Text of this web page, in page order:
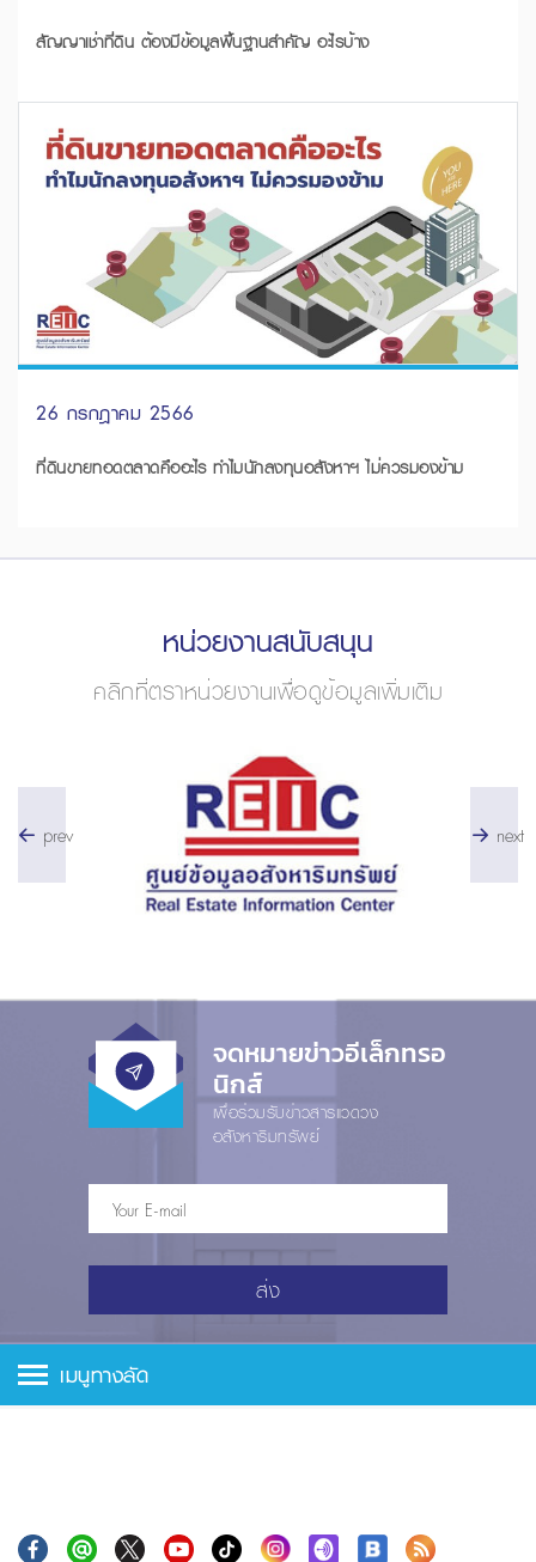
สัญญาเช่าที่ดิน ต้องมีข้อมูลพื้นฐานสำคัญ อะไรบ้าง
26 กรกฎาคม 2566
ที่ดินขายทอดตลาดคืออะไร ทำไมนักลงทุนอสังหาฯ ไม่ควรมองข้าม
หน่วยงานสนับสนุน
คลิกที่ตราหน่วยงานเพื่อดูข้อมูลเพิ่มเติม
prev next
จดหมายข่าวอีเล็กทรอ
นิกส์
เพื่อร่วมรับข่าวสารแวดวง
อสังหาริมทรัพย์
ส่ง
เมนูทางลัด